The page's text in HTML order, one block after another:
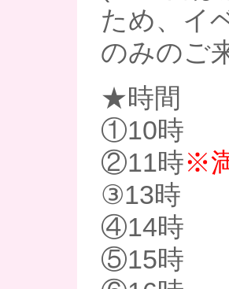
ため、イ
のみのご
★時間
①10時
②11時※
③13時
④14時
⑤15時